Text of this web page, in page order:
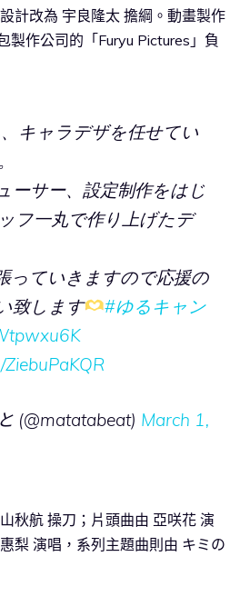
計改為 宇良隆太 擔綱。動畫製作
製作公司的「Furyu Pictures」負
キャラデザを任せてい
ーサー、設定制作をはじ
フ一丸で作り上げたデ
っていきますので応援の
致します
#ゆるキャン
(@matatabeat) March 1,
秋航 操刀；片頭曲由 亞咲花 演
梨 演唱，系列主題曲則由 キミの